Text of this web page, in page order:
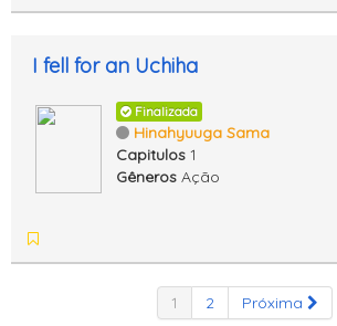
I fell for an Uchiha
Finalizada
Hinahyuuga Sama
Capitulos 1
Gêneros Ação
1 2 Próxima